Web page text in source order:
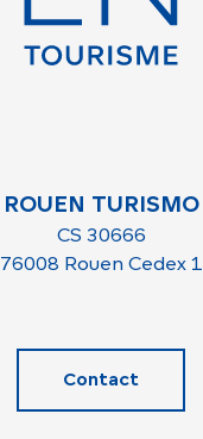
ROUEN TURISMO
CS 30666
76008 Rouen Cedex 1
Contact